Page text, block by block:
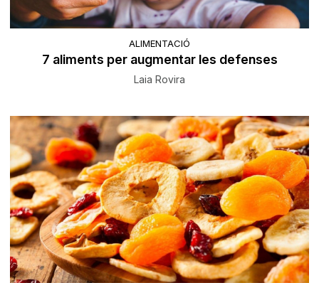
ALIMENTACIÓ
7 aliments per augmentar les defenses
Laia Rovira